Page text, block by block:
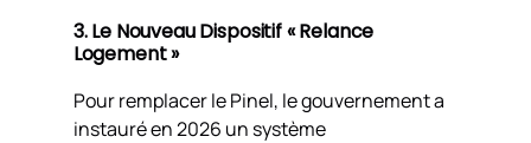
3. Le Nouveau Dispositif « Relance
Logement »
Pour remplacer le Pinel, le gouvernement a
instauré en 2026 un système